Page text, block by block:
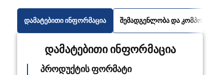
დამატებითი ინფორმაცია შემადგენლობა და
დამატებითი ინფორმაცია
პროდუქტის ფორმატი